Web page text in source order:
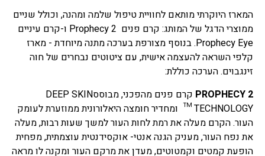
המארז היוקרתי מותאם לחוויית טיפול שלמה ומהנה, וכולל שניים
ממוצרי הדגל של המותג: קרם פנים Prophecy 2 ו-קרם עיניים
Prophecy Eye. בנוסף מצורפת בערכה מתנה מיוחדת - מארז
קלפי השראה להעצמה אישית, עם ציטוטים נבחרים של חוה
זינגבוים. הערכה כוללת:
PROPHECY 2
קרם פנים מהפכני, מבוססDEEP SKIN
TECHNOLOGY™ ומחדיר חומצה היאלורונית ממוזערת לעומק
העור. הקרם מעלה את רמת לחות העור למשך שעות רבות, מעלה
את נפח העור, מעניק הגנה אנטי- אוקסידנטית עוצמתית, מפחית
הופעת קמטים וקמטוטים, מעדן את מרקם העור ומקנה לו מראה